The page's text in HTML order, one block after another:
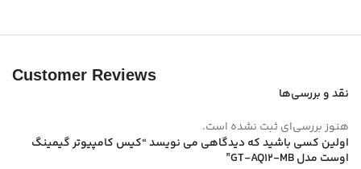
Customer Reviews
نقد و بررسی‌ها
هنوز بررسی‌ای ثبت نشده است.
اولین کسی باشید که دیدگاهی می نویسد “کیس کامپیوتر گیمینگ
اوست مدل GT-AQ12-MB”